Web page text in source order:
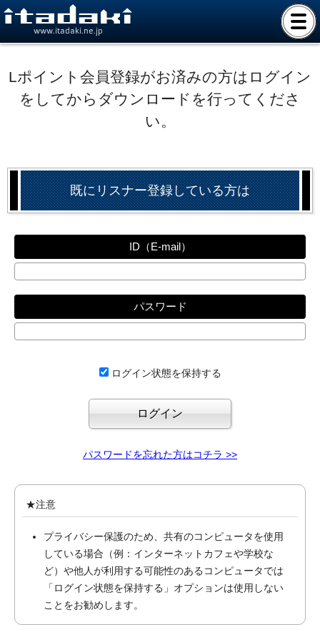
www.itadaki.ne.jp
Lポイント会員登録がお済みの方はログイン
をしてからダウンロードを行ってくださ
い。
既にリスナー登録している方は
ID（E-mail）
パスワード
ログイン状態を保持する
パスワードを忘れた方はコチラ >>
★注意
プライバシー保護のため、共有のコンピュータを使用
している場合（例：インターネットカフェや学校な
ど）や他人が利用する可能性のあるコンピュータでは
「ログイン状態を保持する」オプションは使用しない
ことをお勧めします。